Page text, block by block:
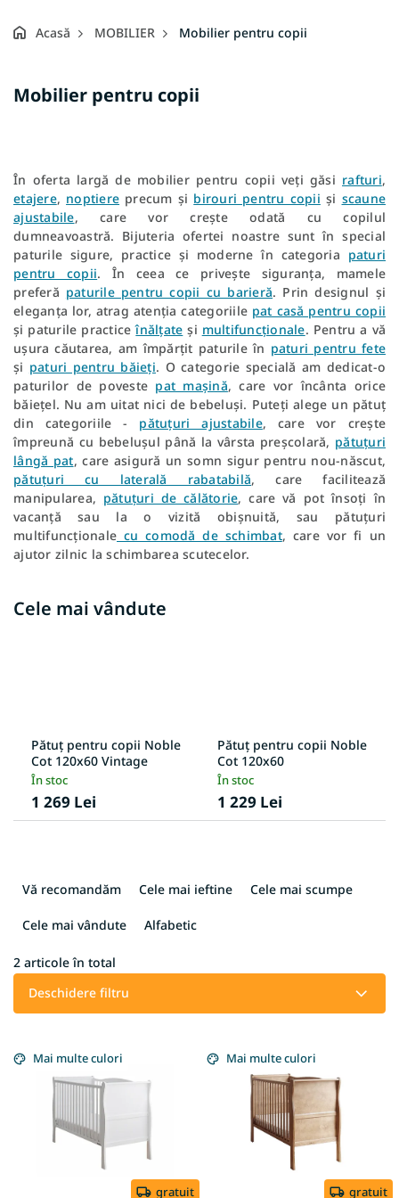
Acasă MOBILIER Mobilier pentru copii
Mobilier pentru copii
În oferta largă de mobilier pentru copii veți găsi rafturi,
etajere, noptiere precum și birouri pentru copii și scaune
ajustabile, care vor crește odată cu copilul
dumneavoastră. Bijuteria ofertei noastre sunt în special
paturile sigure, practice și moderne în categoria paturi
pentru copii. În ceea ce privește siguranța, mamele
preferă paturile pentru copii cu barieră. Prin designul și
eleganța lor, atrag atenția categoriile pat casă pentru copii
și paturile practiceînălțate și multifuncționale. Pentru a vă
ușura căutarea, am împărțit paturile în paturi pentru fete
și paturi pentru băieți. O categorie specială am dedicat-o
paturilor de poveste pat mașină, care vor încânta orice
băiețel. Nu am uitat nici de bebeluși. Puteți alege un pătuț
din categoriile - pătuțuri ajustabile, care vor crește
împreună cu bebelușul până la vârsta preșcolară, pătuțuri
lângă pat, care asigură un somn sigur pentru nou-născut,
pătuțuri cu laterală rabatabilă, care facilitează
manipularea, pătuțuri de călătorie, care vă pot însoți în
vacanță sau la o vizită obișnuită, sau pătuțuri
multifuncționale cu comodă de schimbat, care vor fi un
ajutor zilnic la schimbarea scutecelor.
Cele mai vândute
Pătuț pentru copii Noble
Cot 120x60 Vintage
În stoc
1 269 Lei
Pătuț pentru copii Noble
Cot 120x60
În stoc
1 229 Lei
e
e
t
p
Vă recomandăm Cele mai ieftine Cele mai scumpe
Cele mai vândute Alfabetic
2 articole în total
Deschidere filtru
i
Mai multe culori
gratuit
Mai multe culori
gratuit